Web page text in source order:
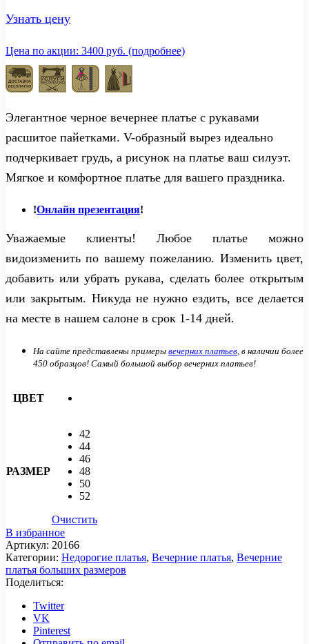
Узнать цену
Цена по акции: 3400 руб. (подробнее)
Элегантное черное вечернее платье с рукавами
расшитое пайетками. V-образный вырез идеально
подчеркивает грудь, а рисунок на платье ваш силуэт.
Мягкое и комфортное платье для вашего праздника.
!Онлайн презентация!
Уважаемые клиенты! Любое платье можно
видоизменить по вашему пожеланию. Изменить цвет,
добавить или убрать рукава, сделать более открытым
или закрытым. Никуда не нужно ездить, все делается
на месте в нашем салоне в срок 1-14 дней.
На сайте представлены примеры вечерних платьев , в наличии более
450 образцов! Самый большой выбор вечерних платьев!
ЦВЕТ
РАЗМЕР
42
44
46
48
50
52
Очистить
В избранное
Артикул: 20166
Категории: Недорогие платья, Вечерние платья, Вечерние
платья больших размеров
Поделиться:
Twitter
VK
Pinterest